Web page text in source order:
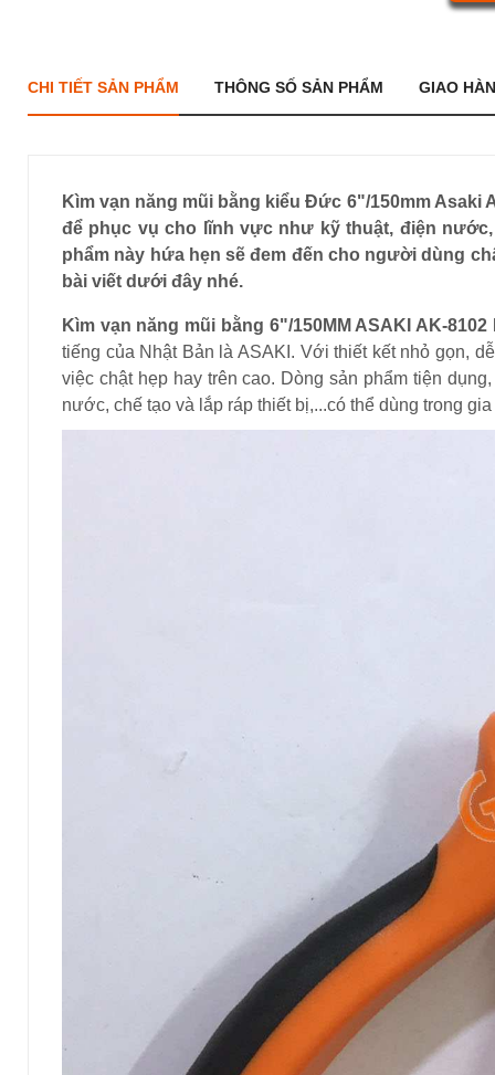
CHI TIẾT SẢN PHẨM THÔNG SỐ SẢN PHẨM GIAO
Kìm vạn năng mũi bằng kiểu Đức 6"/150mm Asaki
để phục vụ cho lĩnh vực như kỹ thuật, điện
phẩm này hứa hẹn sẽ đem đến cho người dùng
bài viết dưới đây nhé.
Kìm vạn năng mũi bằng 6"/150MM ASAKI AK-8102
tiếng của Nhật Bản là ASAKI. Với thiết kết nhỏ gọn,
việc chật hẹp hay trên cao. Dòng sản phẩm tiện
nước, chế tạo và lắp ráp thiết bị,...có thể dùng trong